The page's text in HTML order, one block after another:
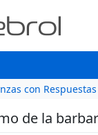
con Respuestas
de la